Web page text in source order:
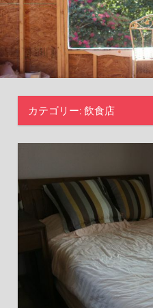
記
憶
に
残
る
体
験
お
届
ま
す。
カテゴリー: 飲食店